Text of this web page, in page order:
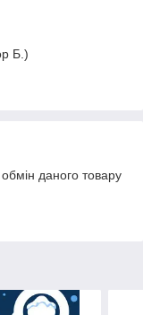
Б.)
даного товару